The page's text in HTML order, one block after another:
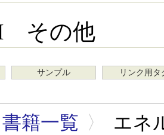
その他
サンプル リンク用タ
書籍一覧 〉
エネ